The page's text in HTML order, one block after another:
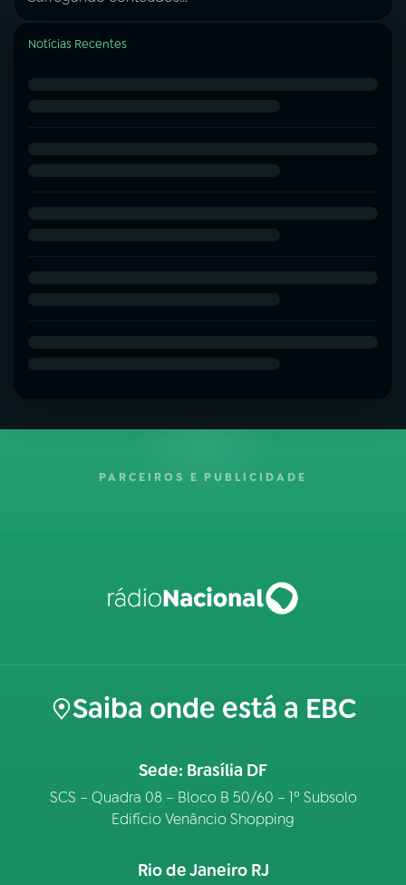
Notícias Recentes
PARCEIROS E PUBLICIDADE
Saiba onde está a EBC
Sede: Brasília DF
SCS – Quadra 08 – Bloco B 50/60 – 1º Subsolo
Edifício Venâncio Shopping
Rio de Janeiro RJ